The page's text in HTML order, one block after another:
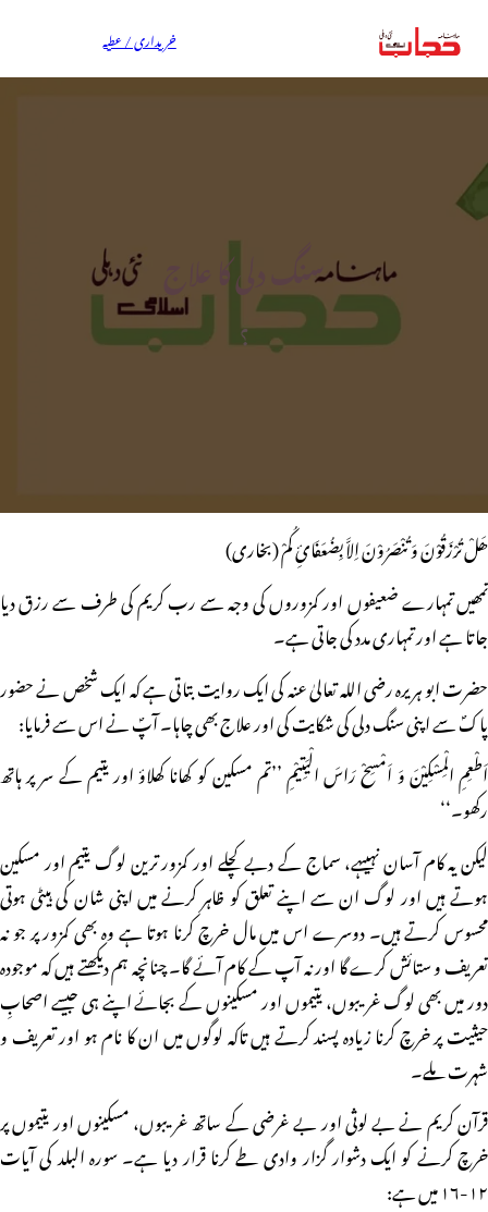
خریداری / عطیہ
سنگ دلی کا علاج
؟
ھَلْ تُرْزَقُوْنَ وَ تُنْصَرُوْنَ اِلاَّ بِضُعَفَائِ کُمْ (بخاری)
تمھیں تمہارے ضعیفوں اور کمزوروں کی وجہ سے رب کریم کی طرف سے رزق دیا
جاتا ہے اور تمہاری مدد کی جاتی ہے۔
حضرت ابو ہریرہ رضی اللہ تعالیٰ عنہ کی ایک روایت بتاتی ہے کہ ایک شخص نے حضور
پاکؐ سے اپنی سنگ دلی کی شکایت کی اور علاج بھی چاہا۔ آپؐ نے اس سے فرمایا:
اَطْعِمِ الْمِسْکِیْنَ وَ اَمْسِحْ رَاسَ الْیَتِیْمِ ’’تم مسکین کو کھانا کھلاؤ اور یتیم کے سر پر ہاتھ
رکھو۔‘‘
لیکن یہ کام آسان نہیںہے، سماج کے دبے کچلے اور کمزور ترین لوگ یتیم اور مسکین
ہوتے ہیں اور لوگ ان سے اپنے تعلق کو ظاہر کرنے میں اپنی شان کی ہیٹی ہوتی
محسوس کرتے ہیں۔ دوسرے اس میں مال خرچ کرنا ہوتا ہے وہ بھی کمزور پر جو نہ
تعریف و ستائش کرے گا اور نہ آپ کے کام آئے گا۔ چنانچہ ہم دیکھتے ہیں کہ موجودہ
دور میں بھی لوگ غریبوں، یتیموں اور مسکینوں کے بجائے اپنے ہی جیسے اصحابِ
حیثیت پر خرچ کرنا زیادہ پسند کرتے ہیں تاکہ لوگوں میں ان کا نام ہو اور تعریف و
شہرت ملے۔
قرآن کریم نے بے لوثی اور بے غرضی کے ساتھ غریبوں، مسکینوں اور یتیموں پر
خرچ کرنے کو ایک دشوار گزار وادی طے کرنا قرار دیا ہے۔ سورہ البلد کی آیات
۱۲-۱۶ میں ہے: